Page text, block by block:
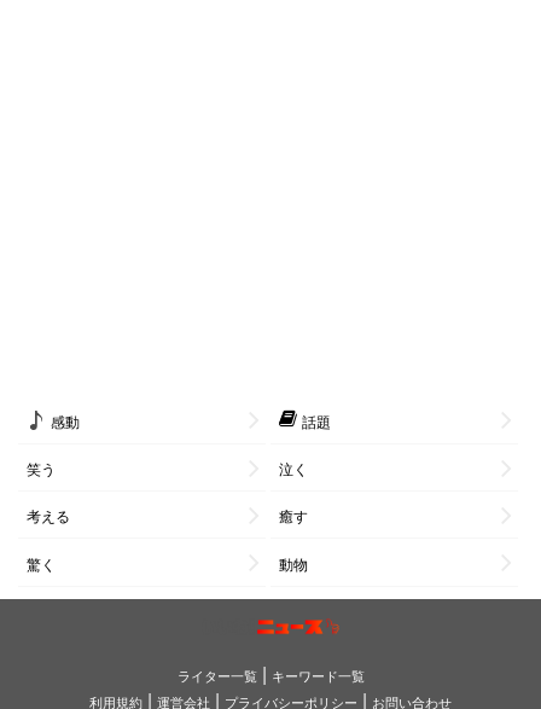
感動 話題
笑う 泣く
考える 癒す
驚く 動物
ライター一覧| キーワード一覧
利用規約 | 運営会社 | プライバシーポリシー | お問い合わせ